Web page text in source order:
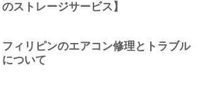
のストレージサービス】
フィリピンのエアコン修理とトラブル
について